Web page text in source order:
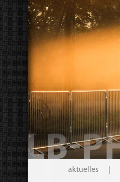
aktuelles